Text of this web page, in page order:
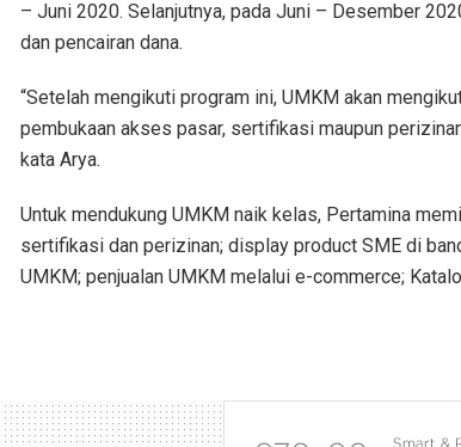
– Juni 2020. Selanjutnya, pada Juni – Desember
dan pencairan dana.
“Setelah mengikuti program ini, UMKM akan
pembukaan akses pasar, sertifikasi maupun
kata Arya.
Untuk mendukung UMKM naik kelas, Pertamina
sertifikasi dan perizinan; display product SME di
UMKM; penjualan UMKM melalui e-commerce;